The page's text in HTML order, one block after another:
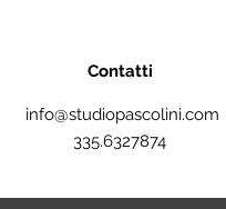
Contatti
335.6327874
info@studiopascolini.com